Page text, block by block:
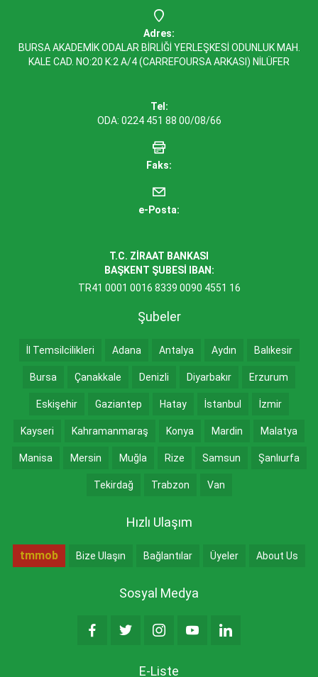
Adres:
BURSA AKADEMİK ODALAR BİRLİĞİ YERLEŞKESİ ODUNLUK MAH.
KALE CAD. NO:20 K:2 A/4 (CARREFOURSA ARKASI) NİLÜFER
Tel:
ODA: 0224 451 88 00/08/66
Faks:
e-Posta:
T.C. ZİRAAT BANKASI
BAŞKENT ŞUBESİ IBAN:
TR41 0001 0016 8339 0090 4551 16
Şubeler
İl Temsilcilikleri Adana Antalya Aydın Balıkesir
Bursa Çanakkale Denizli Diyarbakır Erzurum
Eskişehir Gaziantep Hatay İstanbul İzmir
Kayseri Kahramanmaraş Konya Mardin Malatya
Manisa Mersin Muğla Rize Samsun Şanlıurfa
Tekirdağ Trabzon Van
Hızlı Ulaşım
tmmob Bize Ulaşın Bağlantılar Üyeler About Us
Sosyal Medya
E-Liste